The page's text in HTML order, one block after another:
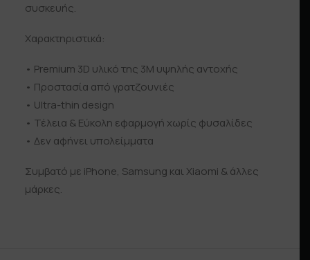
συσκευής.
Χαρακτηριστικά:
• Premium 3D υλικό της 3Μ υψηλής αντοχής
• Προστασία από γρατζουνιές
• Ultra-thin design
• Τέλεια & Εύκολη εφαρμογή χωρίς φυσαλίδες
• Δεν αφήνει υπολείμματα
Συμβατό με iPhone, Samsung και Xiaomi & άλλες
μάρκες.